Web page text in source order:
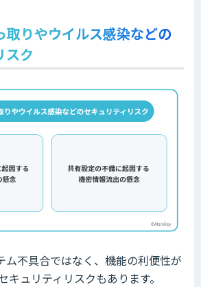
取りやウイルス感染などの
スク
ム不具合ではなく、機能の利便性が
キュリティリスクもあります。